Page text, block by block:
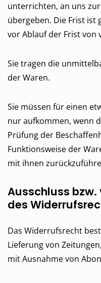
unterrichten, an uns
übergeben. Die Frist ist
vor Ablauf der Frist von
Sie tragen die
der Waren.
Sie müssen für einen
nur aufkommen, wenn
Prüfung der
Funktionsweise der
mit ihnen
Ausschluss bzw.
des
Das Widerrufsrecht
Lieferung von
mit Ausnahme von